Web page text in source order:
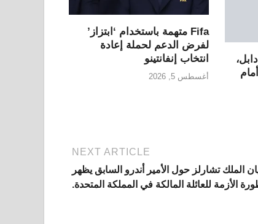
Fifa متهمة باستخدام ‘ابتزاز’
لفرض الدعم لحملة إعادة
انتخاب إنفانتينو
أغسطس 5, 2026
NEXT ARTICLE
الملك تشارلز حول الأمير أندرو السابق يظهر
الأزمة للعائلة المالكة في المملكة المتحدة.